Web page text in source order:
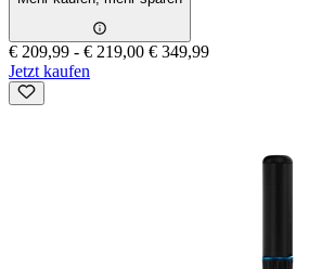
€ 209,99 - € 219,00 € 349,99
Jetzt kaufen